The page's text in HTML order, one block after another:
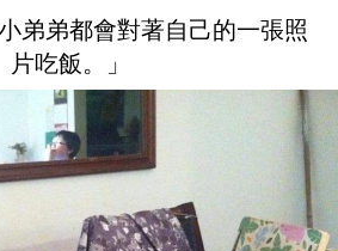
弟弟都會對著自己的一張照
片吃飯。」